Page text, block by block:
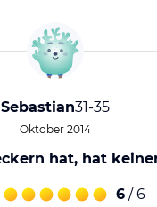
Sebastian31-35
Oktober 2014
hat, hat
6 / 6